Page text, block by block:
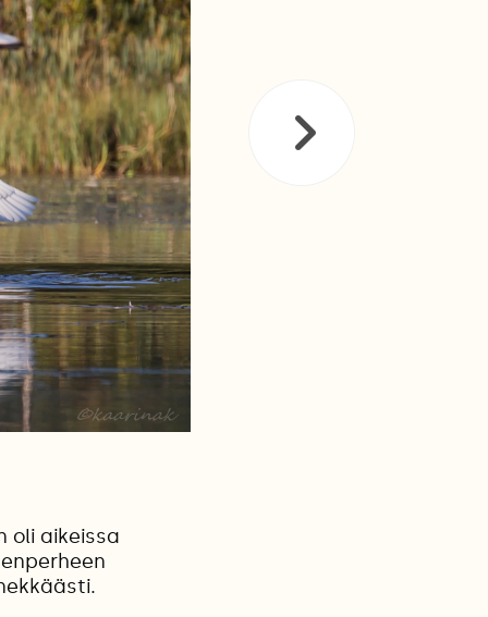
oli aikeissa